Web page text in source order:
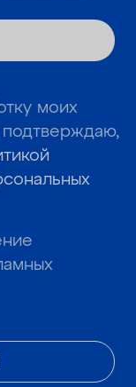
моих